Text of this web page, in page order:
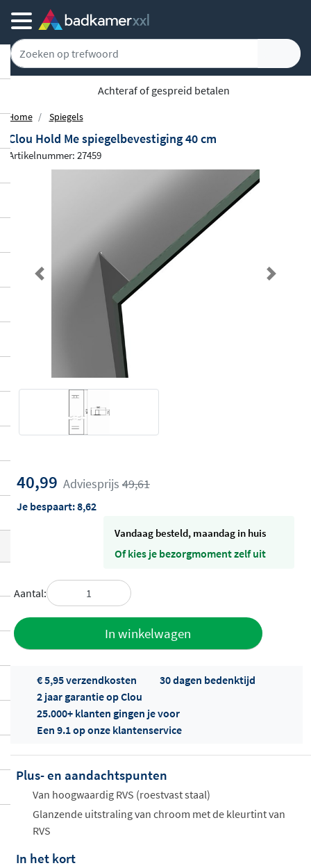
5779 klanten geven ons een 9.1
Home Spiegels
Clou Hold Me spiegelbevestiging 40 cm
Artikelnummer: 27459
Previous Next
40,99 Adviesprijs 49,61
Je bespaart:8,62
vandaag besteld, maandag in huis
Of kies je bezorgmoment zelf uit
Aantal:
In winkelwagen
Offertes
ophalen...
€ 5,95 verzendkosten
30 dagen bedenktijd
2 jaar garantie op Clou
25.000+ klanten gingen je voor
Een 9.1 op onze klantenservice
Plus- en aandachtspunten
Van hoogwaardig RVS (roestvast staal)
Glanzende uitstraling van chroom met de kleurtint van
RVS
In het kort